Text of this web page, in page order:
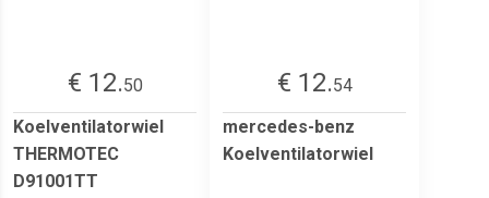
€ 12.50
Koelventilatorwiel
THERMOTEC
D91001TT
€ 12.54
mercedes-benz
Koelventilatorwiel